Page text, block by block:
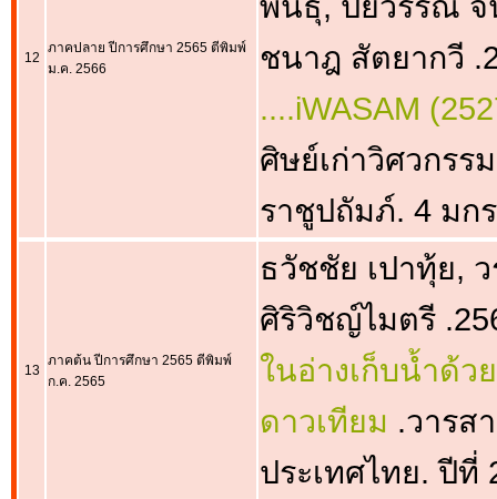
12
ภาคปลาย ปีการศึกษา 2565 ตีพิมพ์
ม.ค. 2566
ชนาฎ สัตยากวี
....iWASAM
ศิษย์เก่าวิศวกรร
ราชูปถัมภ์. 4 มก
13
ภาคต้น ปีการศึกษา 2565 ตีพิมพ์
ก.ค. 2565
ธวัชชัย เปาทุ้ย,
ศิริวิชญ์ไมตรี
ในอ่างเก็บน้ำด้ว
ดาวเทียม .วารส
ประเทศไทย. ปีที่